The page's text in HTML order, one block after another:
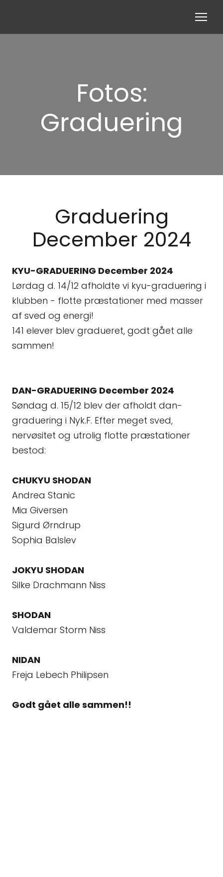
Fotos:
Graduering
Graduering
December 2024
KYU-GRADUERING December 2024
Lørdag d. 14/12 afholdte vi kyu-graduering i
klubben - flotte præstationer med masser
af sved og energi!
141 elever blev gradueret, godt gået alle
sammen!
DAN-GRADUERING December 2024
Søndag d. 15/12 blev der afholdt dan-
graduering i Nyk.F. Efter meget sved,
nervøsitet og utrolig flotte præstationer
bestod:
CHUKYU SHODAN
Andrea Stanic
Mia Giversen
Sigurd Ørndrup
Sophia Balslev
JOKYU SHODAN
Silke Drachmann Niss
SHODAN
Valdemar Storm Niss
NIDAN
Freja Lebech Philipsen
Godt gået alle sammen!!